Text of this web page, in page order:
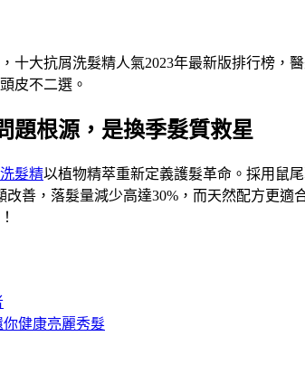
十大抗屑洗髮精人氣2023年最新版排行榜
皮不二選。
題根源，是換季髮質救星
髮精以植物精萃重新定義護髮革命。採用鼠
善，落髮量減少高達30%，而天然配方更
健康亮麗秀髮